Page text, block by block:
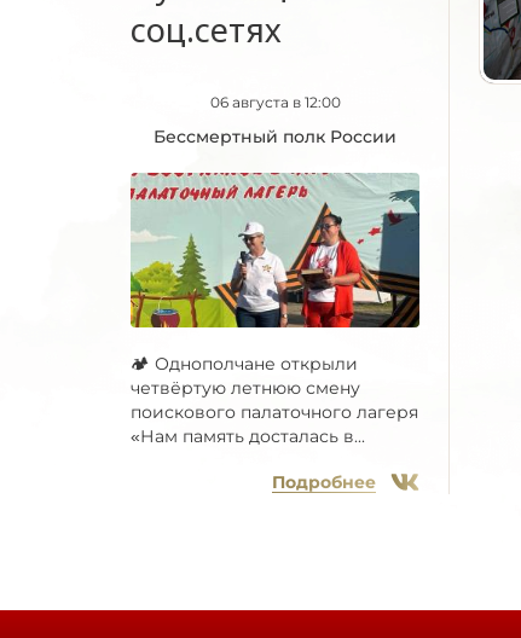
соц.сетях
06 августа в 12:00
Бессмертный полк России
🏕 Однополчане открыли
четвёртую летнюю смену
поискового палаточного лагеря
«Нам память досталась в...
Подробнее